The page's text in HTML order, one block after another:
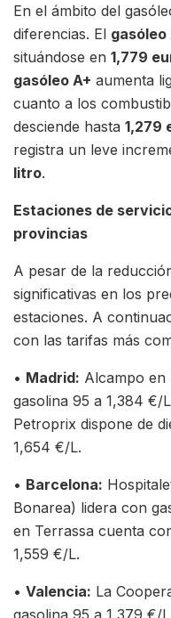
En el ámbito del
diferencias. El gasóleo
situándose en 1,779
gasóleo A+ aumenta
cuanto a los
desciende hasta 1,279
registra un leve
litro.
Estaciones de
provincias
A pesar de la
significativas en los
estaciones. A
con las tarifas más
• Madrid: Alcampo en
gasolina 95 a 1,384 €/
Petroprix dispone de
1,654 €/L.
• Barcelona:
Bonarea) lidera con
en Terrassa cuenta
1,559 €/L.
• Valencia: La
gasolina 95 a 1,379 €/